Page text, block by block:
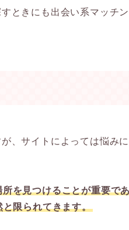
ときにも出会い系マッチ
、サイトによっては悩み
を見つけることが重要で
限られてきます。